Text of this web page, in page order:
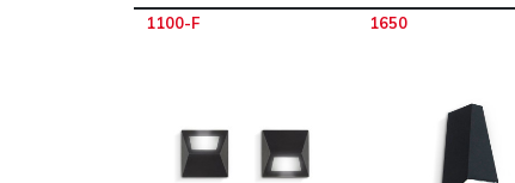
1100-F 1650